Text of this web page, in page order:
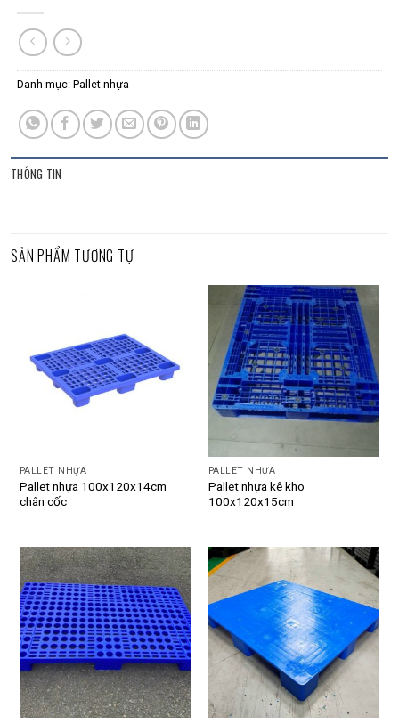
Danh mục: Pallet nhựa
THÔNG TIN
SẢN PHẨM TƯƠNG TỰ
PALLET NHỰA
Pallet nhựa 100x120x14cm
chân cốc
PALLET NHỰA
Pallet nhựa kê kho
100x120x15cm